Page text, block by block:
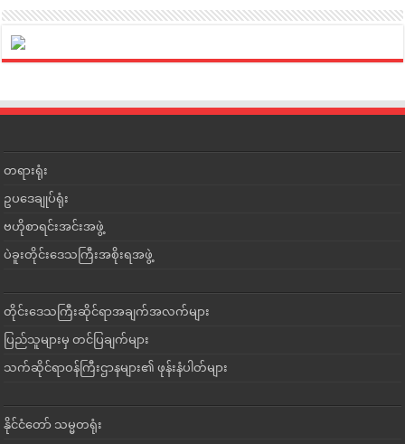
တရားရုံး
ဥပဒေချုပ်ရုံး
ဗဟိုစာရင်းအင်းအဖွဲ့
ပဲခူးတိုင်းဒေသကြီးအစိုးရအဖွဲ့
တိုင်းဒေသကြီးဆိုင်ရာအချက်အလက်များ
ပြည်သူများမှ တင်ပြချက်များ
သက်ဆိုင်ရာဝန်ကြီးဌာနများ၏ ဖုန်းနံပါတ်များ
နိုင်ငံတော် သမ္မတရုံး